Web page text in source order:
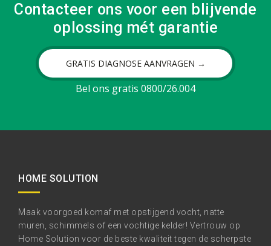
Contacteer ons voor een blijvende
oplossing mét garantie
GRATIS DIAGNOSE AANVRAGEN →
Bel ons gratis 0800/26.004
HOME SOLUTION
Maak voorgoed komaf met opstijgend vocht, natte
muren, schimmels of een vochtige kelder! Vertrouw op
Home Solution voor de beste kwaliteit tegen de scherpste